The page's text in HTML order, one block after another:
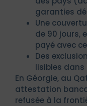
garanties
Une
de 90 jours,
payé avec
Des
lisibles
En Géorgie, au
attestation
refusée à la